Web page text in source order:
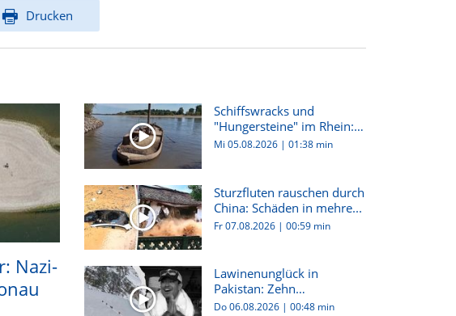
Drucken
Nazi-
Schiffswracks und
"Hungersteine" im Rhein:
Dürre i...
Mi 05.08.2026 |01:38 min
Sturzfluten rauschen durch
China: Schäden in mehre...
Fr 07.08.2026 |00:59 min
Lawinenunglück in
Pakistan: Zehn
Bergsteiger:innen...
Do 06.08.2026 |00:48 min